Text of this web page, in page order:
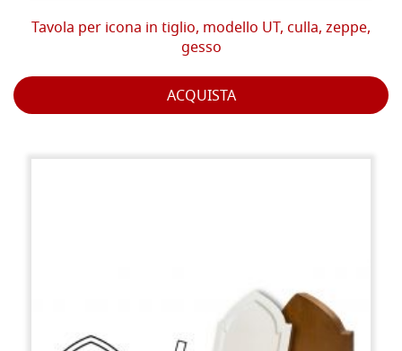
Tavola per icona in tiglio, modello UT, culla, zeppe,
gesso
ACQUISTA